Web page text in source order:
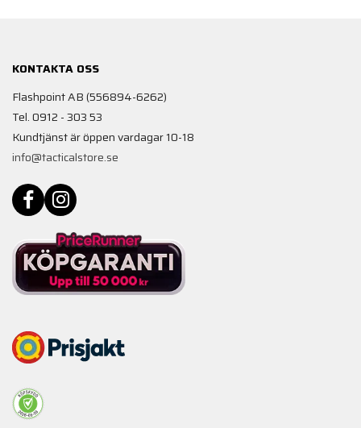
KONTAKTA OSS
Flashpoint AB (556894-6262)
Tel. 0912 - 303 53
Kundtjänst är öppen vardagar 10-18
info@tacticalstore.se